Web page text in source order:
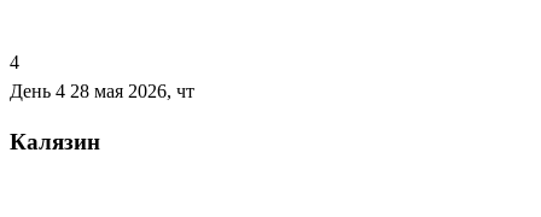
4
День 4 28 мая 2026, чт
Калязин